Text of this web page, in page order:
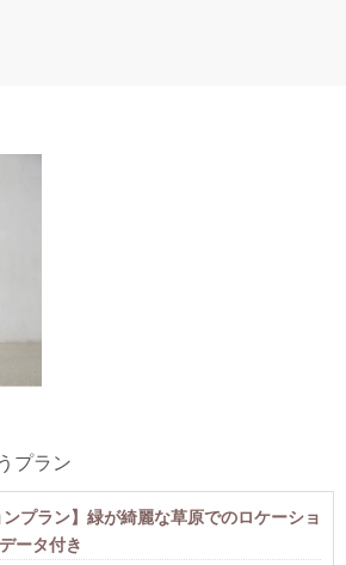
プラン
ンプラン】緑が綺麗な草原でのロケーショ
ータ付き